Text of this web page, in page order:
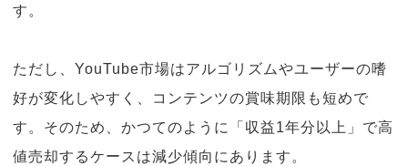
す。
ただし、YouTube市場はアルゴリズムやユーザーの嗜
好が変化しやすく、コンテンツの賞味期限も短めで
す。そのため、かつてのように「収益1年分以上」で高
値売却するケースは減少傾向にあります。